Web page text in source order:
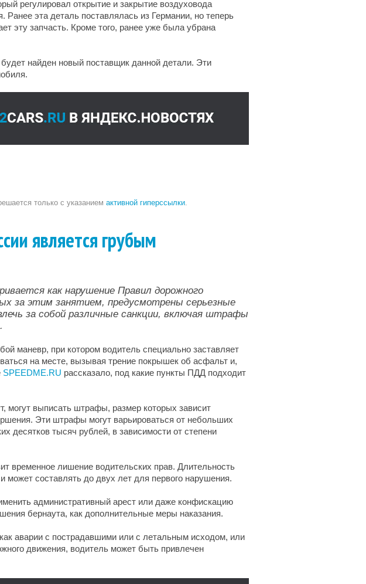
регулировал открытие и закрытие воздуховода
Ранее эта деталь поставлялась из Германии, но теперь
эту запчасть. Кроме того, ранее уже была убрана
найден новый поставщик данной детали. Эти
только с указанием активной гиперссылки.
является грубым
как нарушение Правил дорожного
за этим занятием, предусмотрены серьезные
за собой различные санкции, включая штрафы
маневр, при котором водитель специально заставляет
на месте, вызывая трение покрышек об асфальт и,
SPEEDME.RU рассказало, под какие пункты ПДД подходит
могут выписать штрафы, размер которых зависит
Эти штрафы могут варьироваться от небольших
десятков тысяч рублей, в зависимости от степени
временное лишение водительских прав. Длительность
может составлять до двух лет для первого нарушения.
административный арест или даже конфискацию
бернаута, как дополнительные меры наказания.
аварии с пострадавшими или с летальным исходом, или
движения, водитель может быть привлечен